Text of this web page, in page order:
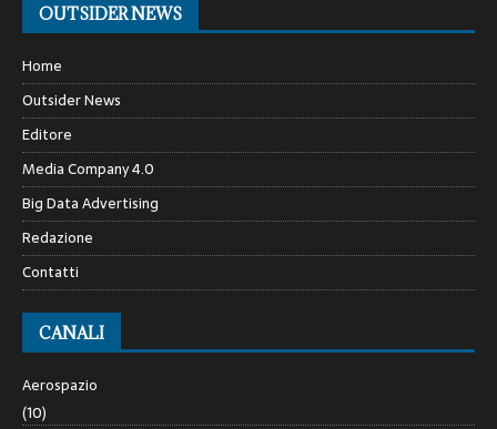
OUTSIDER NEWS
Home
Outsider News
Editore
Media Company 4.0
Big Data Advertising
Redazione
Contatti
CANALI
Aerospazio
(10)